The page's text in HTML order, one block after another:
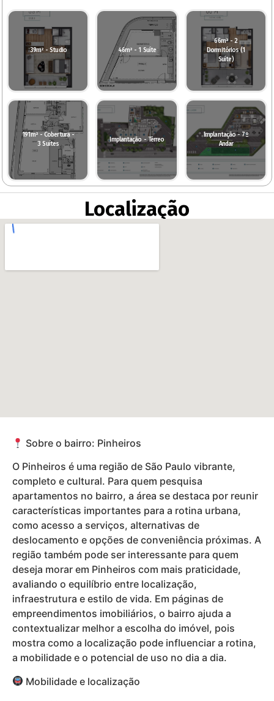
39m² - Studio 46m² - 1 Suíte
66m² - 2
Dormitórios (1
Suíte)
191m² - Cobertura -
3 Suítes
Implantação - Térreo
Implantação - 7º
Andar
Localização
Sobre o bairro: Pinheiros
O Pinheiros é uma região de São Paulo vibrante,
completo e cultural. Para quem pesquisa
apartamentos no bairro, a área se destaca por reunir
características importantes para a rotina urbana,
como acesso a serviços, alternativas de
deslocamento e opções de conveniência próximas. A
região também pode ser interessante para quem
deseja morar em Pinheiros com mais praticidade,
avaliando o equilíbrio entre localização,
infraestrutura e estilo de vida. Em páginas de
empreendimentos imobiliários, o bairro ajuda a
contextualizar melhor a escolha do imóvel, pois
mostra como a localização pode influenciar a rotina,
a mobilidade e o potencial de uso no dia a dia.
Mobilidade e localização